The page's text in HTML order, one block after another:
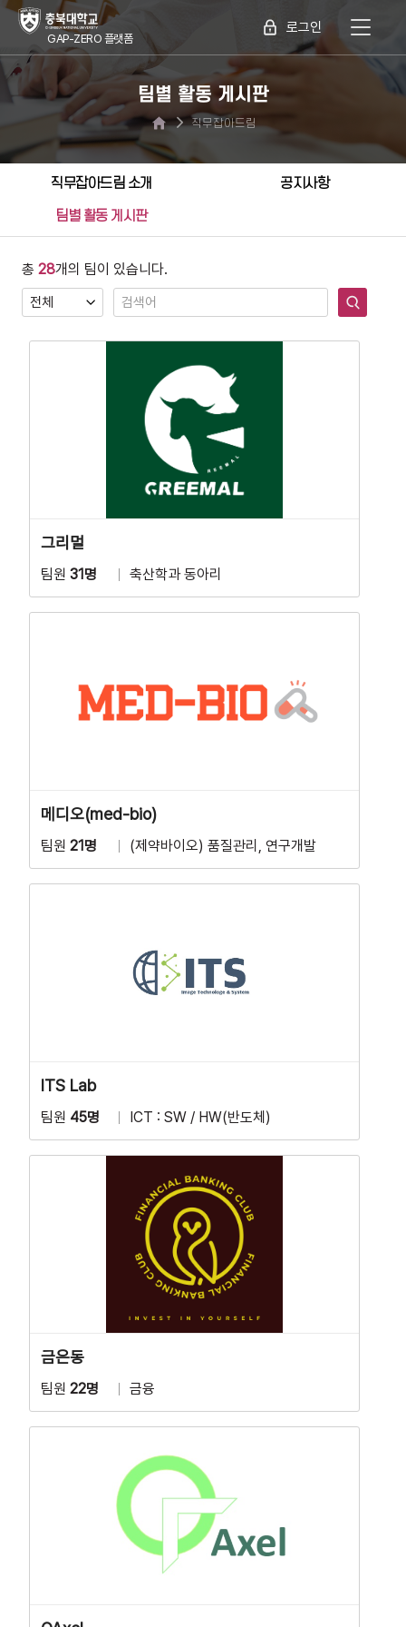
GAP-ZERO 플랫폼
로그인
팀별 활동 게시판
직무잡아드림
직무잡아드림 소개
공지사항
팀별 활동 게시판
총 28개의 팀이 있습니다.
그리멀
팀원 31명 축산학과 동아리
메디오(med-bio)
팀원 21명 (제약바이오) 품질관리, 연구개발
ITS Lab
팀원 45명 ICT : SW / HW(반도체)
금은동
팀원 22명 금융